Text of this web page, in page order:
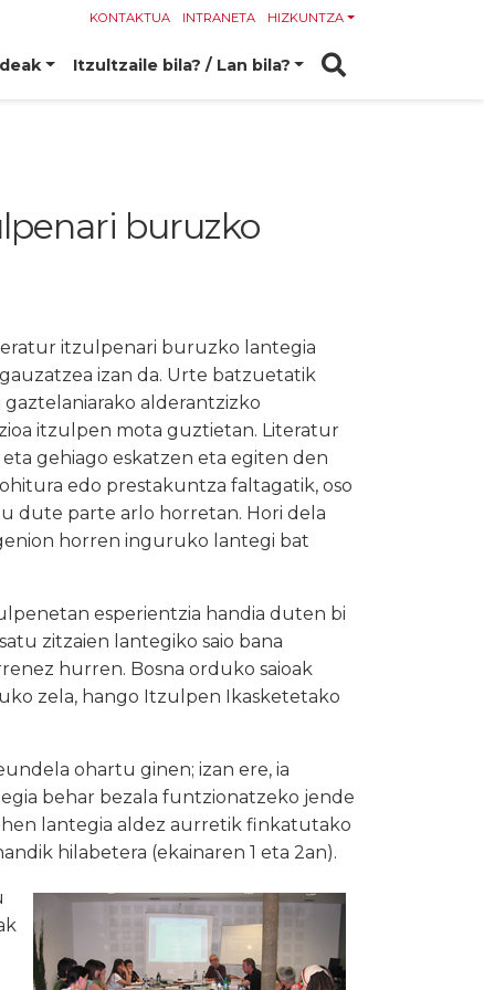
KONTAKTUA INTRANETA HIZKUNTZA
Itzultzaile bila? / Lan bila?
buruzko
itzulpenari buruzko lantegia
izan da. Urte batzuetatik
gaztelaniarako alderantzizko
itzulpen mota guztietan. Literatur
gehiago eskatzen eta egiten den
edo prestakuntza faltagatik, oso
dute parte arlo horretan. Hori dela
horren inguruko lantegi bat
esperientzia handia duten bi
zitzaien lantegiko saio bana
hurren. Bosna orduko saioak
zela, hango Itzulpen Ikasketetako
ohartu ginen; izan ere, ia
behar bezala funtzionatzeko jende
lantegia aldez aurretik finkatutako
hilabetera (ekainaren 1 eta 2an).